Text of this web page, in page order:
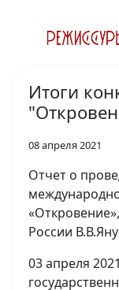
Итоги
08 апреля 2021
Отчет о
России
03 апреля